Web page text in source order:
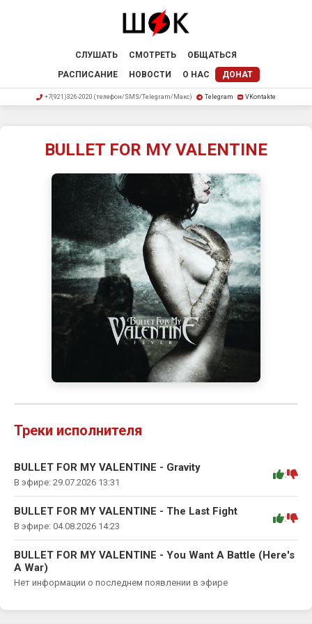
СЛУШАТЬ СМОТРЕТЬ
ОБЩАТЬСЯ
РАСПИСАНИЕ
НОВОСТИ О НАС ДОНАТ
+7(921)326-2020 (телефон/SMS/Telegram/Макс) Telegram VKontakte
BULLET FOR MY VALENTINE
Треки исполнителя
BULLET FOR MY VALENTINE - Gravity
В эфире: 29.07.2026 13:31
:
BULLET FOR MY VALENTINE - The Last Fight
В эфире: 04.08.2026 14:23
:
BULLET FOR MY VALENTINE - You Want A Battle (Here's
A War)
Нет информации о последнем появлении в эфире